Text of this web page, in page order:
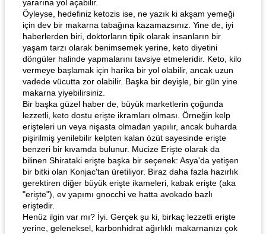
yararına yol açabilir.
Öyleyse, hedefiniz ketozis ise, ne yazık ki akşam yemeği
için dev bir makarna tabağına kazamazsınız. Yine de, iyi
haberlerden biri, doktorların tipik olarak insanların bir
yaşam tarzı olarak benimsemek yerine, keto diyetini
döngüler halinde yapmalarını tavsiye etmeleridir. Keto, kilo
vermeye başlamak için harika bir yol olabilir, ancak uzun
vadede vücutta zor olabilir. Başka bir deyişle, bir gün yine
makarna yiyebilirsiniz.
Bir başka güzel haber de, büyük marketlerin çoğunda
lezzetli, keto dostu erişte ikramları olması. Örneğin kelp
erişteleri un veya nişasta olmadan yapılır, ancak buharda
pişirilmiş yenilebilir kelpten kalan özüt sayesinde erişte
benzeri bir kıvamda bulunur. Mucize Erişte olarak da
bilinen Shirataki erişte başka bir seçenek: Asya'da yetişen
bir bitki olan Konjac'tan üretiliyor. Biraz daha fazla hazırlık
gerektiren diğer büyük erişte ikameleri, kabak erişte (aka
"erişte"), ev yapımı gnocchi ve hatta avokado bazlı
eriştedir.
Henüz ilgin var mı? İyi. Gerçek şu ki, birkaç lezzetli erişte
yerine, geleneksel, karbonhidrat ağırlıklı makarnanızı çok